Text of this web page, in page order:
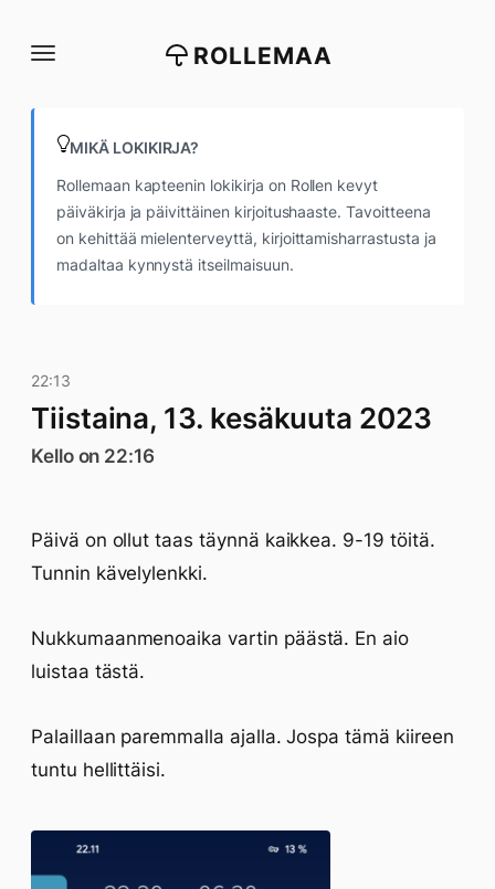
suoraan
ROLLEMAA
MIKÄ LOKIKIRJA?
Rollemaan kapteenin lokikirja on Rollen kevyt
päiväkirja ja päivittäinen kirjoitushaaste. Tavoitteena
on kehittää mielenterveyttä, kirjoittamisharrastusta ja
madaltaa kynnystä itseilmaisuun.
22:13
Tiistaina, 13. kesäkuuta 2023
Kello on 22:16
Päivä on ollut taas täynnä kaikkea. 9-19 töitä.
Tunnin kävelylenkki.
Nukkumaanmenoaika vartin päästä. En aio
luistaa tästä.
Palaillaan paremmalla ajalla. Jospa tämä kiireen
tuntu hellittäisi.